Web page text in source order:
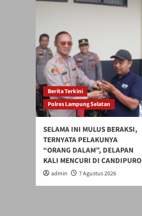
Berita Terkini
Polres Lampung Selatan
SELAMA INI MULUS BERAKSI,
TERNYATA PELAKUNYA
“ORANG DALAM”, DELAPAN
KALI MENCURI DI CANDIPURO
admin 7 Agustus 2026